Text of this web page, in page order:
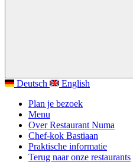
Deutsch
English
Plan je bezoek
Menu
Over Restaurant Numa
Chef-kok Bastiaan
Praktische informatie
Terug naar onze restaurants